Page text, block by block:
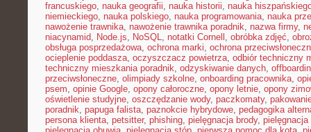
francuskiego, nauka geografii, nauka historii, nauka
niemieckiego, nauka polskiego, nauka programowania, nauka
nawożenie trawnika, nawożenie trawnika poradnik, nazwa firmy,
niacynamid, Node.js, NoSQL, notatki Cornell , obróbka zdjęć,
obsługa posprzedażowa, ochrona marki, ochrona
ocieplenie poddasza, oczyszczacz powietrza, odbiór techniczny
techniczny mieszkania poradnik, odzyskiwanie danych,
przeciwsłoneczne, olimpiady szkolne, onboarding pracownika,
psem, opinie Google, opony całoroczne, opony letnie, opony
oświetlenie studyjne, oszczędzanie wody, paczkomaty,
poradnik, papuga falista, paznokcie hybrydowe, pedagogika
persona klienta, petsitter, phishing, pielęgnacja brody, pielęgnacja